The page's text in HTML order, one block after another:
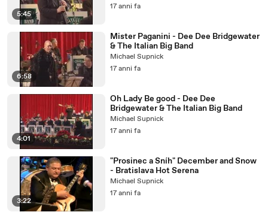
5:45
17 anni fa
6:58
Mister Paganini - Dee Dee Bridgewater
& The Italian Big Band
Michael Supnick
17 anni fa
4:01
Oh Lady Be good - Dee Dee
Bridgewater & The Italian Big Band
Michael Supnick
17 anni fa
3:22
"Prosinec a Sníh" December and Snow
- Bratislava Hot Serena
Michael Supnick
17 anni fa